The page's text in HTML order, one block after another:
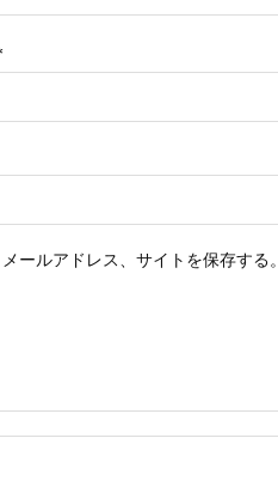
ールアドレス、サイトを保存する。